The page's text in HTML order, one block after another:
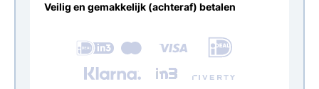
Veilig en gemakkelijk (achteraf) betalen